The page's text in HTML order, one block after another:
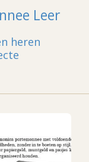
Leer
heren